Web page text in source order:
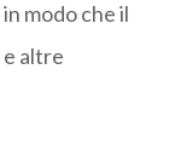
modo che il
altre